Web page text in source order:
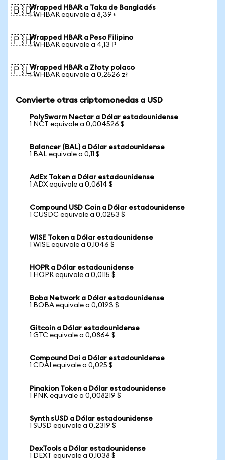
🇧🇩Wrapped HBAR a Taka de Bangladés
1 WHBAR equivale a 8,39 ৳
🇵🇭Wrapped HBAR a Peso Filipino
1 WHBAR equivale a 4,13 ₱
🇵🇱Wrapped HBAR a Złoty polaco
1 WHBAR equivale a 0,2526 zł
Convierte otras criptomonedas a USD
PolySwarm Nectar a Dólar estadounidense
1 NCT equivale a 0,004526 $
Balancer (BAL) a Dólar estadounidense
1 BAL equivale a 0,11 $
AdEx Token a Dólar estadounidense
1 ADX equivale a 0,0614 $
Compound USD Coin a Dólar estadounidense
1 CUSDC equivale a 0,0253 $
WISE Token a Dólar estadounidense
1 WISE equivale a 0,1046 $
HOPR a Dólar estadounidense
1 HOPR equivale a 0,0115 $
Boba Network a Dólar estadounidense
1 BOBA equivale a 0,0193 $
Gitcoin a Dólar estadounidense
1 GTC equivale a 0,0864 $
Compound Dai a Dólar estadounidense
1 CDAI equivale a 0,025 $
Pinakion Token a Dólar estadounidense
1 PNK equivale a 0,008219 $
Synth sUSD a Dólar estadounidense
1 SUSD equivale a 0,2319 $
DexTools a Dólar estadounidense
1 DEXT equivale a 0,1038 $